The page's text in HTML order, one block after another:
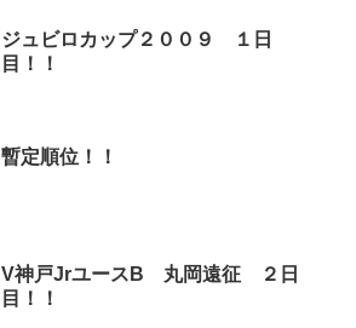
ジュビロカップ２００９ １日
目！！
暫定順位！！
V神戸JrユースB 丸岡遠征 ２日
目！！